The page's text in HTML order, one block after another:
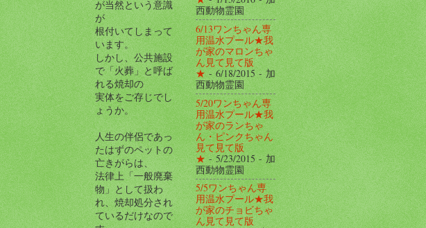
が当然という意識
が
根付いてしまって
います。
しかし、公共施設
で「火葬」と呼ば
れる焼却の
実体をご存じでし
ょうか。
人生の伴侶であっ
たはずのペットの
亡きがらは、
法律上「一般廃棄
物」として扱わ
れ、焼却処分され
ているだけなので
西動物霊園
6/13ワンちゃん専
用温水プール★我
が家のマロンちゃ
ん見て見て版
★- 6/18/2015- 加
西動物霊園
5/20ワンちゃん専
用温水プール★我
が家のランちゃ
ん・ピンクちゃん
見て見て版
★- 5/23/2015- 加
西動物霊園
5/5ワンちゃん専
用温水プール★我
が家のチョビちゃ
ん見て見て版